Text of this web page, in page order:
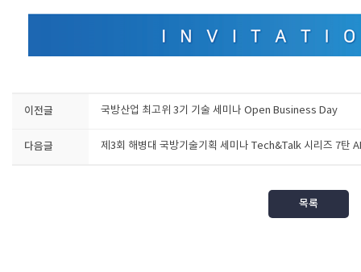
이전글 국방산업 최고위 3기 기술 세미나 Open Business Day
다음글 제3회 해병대 국방기술기획 세미나 Tech&Talk 시리즈 7탄
목록